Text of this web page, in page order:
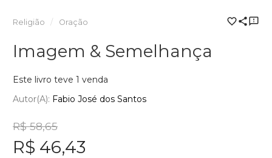
Religião Oração
Imagem & Semelhança
Este livro teve 1 venda
Autor(a): Fabio José dos Santos
R$ 58,65
R$ 46,43